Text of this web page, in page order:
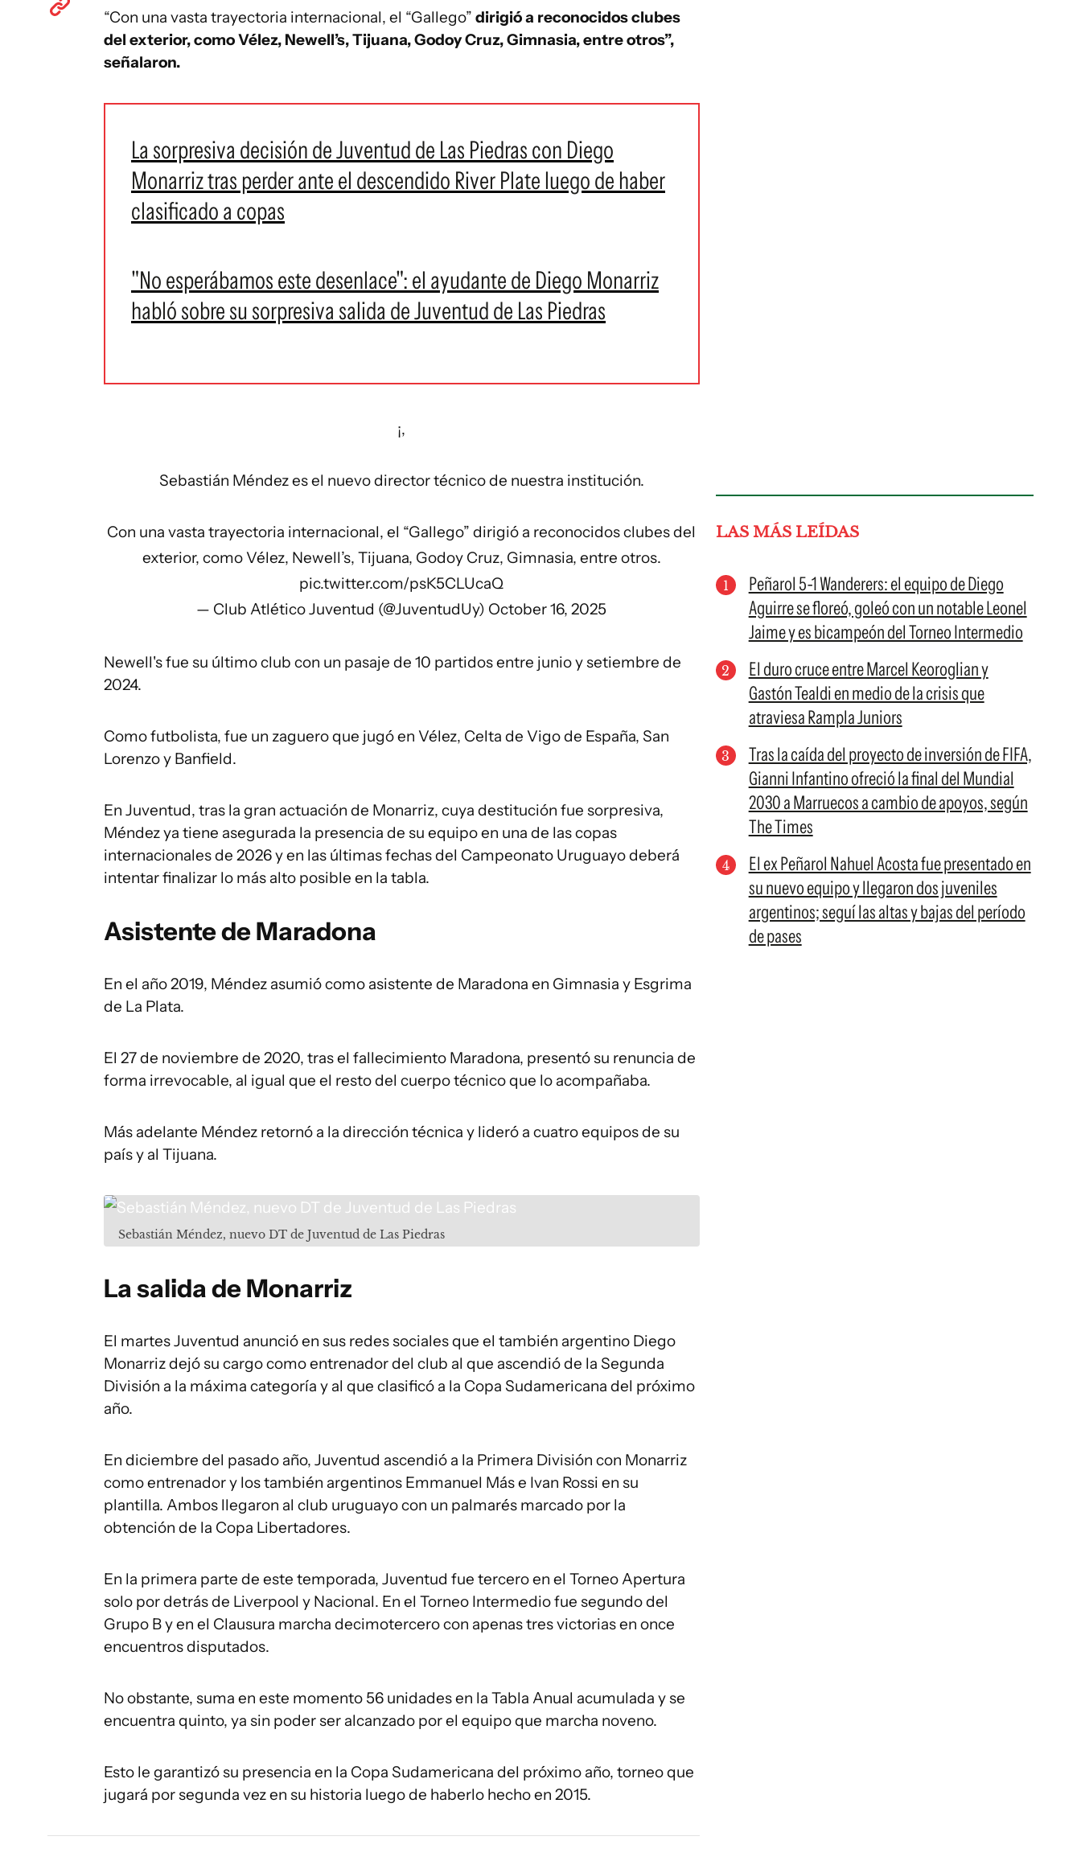
“Con una vasta trayectoria internacional, el “Gallego” dirigió a reconocidos clubes
del exterior, como Vélez, Newell’s, Tijuana, Godoy Cruz, Gimnasia, entre otros”,
señalaron.
La sorpresiva decisión de Juventud de Las Piedras con Diego
Monarriz tras perder ante el descendido River Plate luego de haber
clasificado a copas
"No esperábamos este desenlace": el ayudante de Diego Monarriz
habló sobre su sorpresiva salida de Juventud de Las Piedras
¡,
Sebastián Méndez es el nuevo director técnico de nuestra institución.
Con una vasta trayectoria internacional, el “Gallego” dirigió a reconocidos clubes del
exterior, como Vélez, Newell’s, Tijuana, Godoy Cruz, Gimnasia, entre otros.
pic.twitter.com/psK5CLUcaQ
— Club Atlético Juventud (@JuventudUy) October 16, 2025
Newell's fue su último club con un pasaje de 10 partidos entre junio y setiembre de
2024.
Como futbolista, fue un zaguero que jugó en Vélez, Celta de Vigo de España, San
Lorenzo y Banfield.
En Juventud, tras la gran actuación de Monarriz, cuya destitución fue sorpresiva,
Méndez ya tiene asegurada la presencia de su equipo en una de las copas
internacionales de 2026 y en las últimas fechas del Campeonato Uruguayo deberá
intentar finalizar lo más alto posible en la tabla.
Asistente de Maradona
En el año 2019, Méndez asumió como asistente de Maradona en Gimnasia y Esgrima
de La Plata.
El 27 de noviembre de 2020, tras el fallecimiento Maradona, presentó su renuncia de
forma irrevocable, al igual que el resto del cuerpo técnico que lo acompañaba.
Más adelante Méndez retornó a la dirección técnica y lideró a cuatro equipos de su
país y al Tijuana.
Sebastián Méndez, nuevo DT de Juventud de Las Piedras
La salida de Monarriz
El martes Juventud anunció en sus redes sociales que el también argentino Diego
Monarriz dejó su cargo como entrenador del club al que ascendió de la Segunda
División a la máxima categoría y al que clasificó a la Copa Sudamericana del próximo
año.
En diciembre del pasado año, Juventud ascendió a la Primera División con Monarriz
como entrenador y los también argentinos Emmanuel Más e Ivan Rossi en su
plantilla. Ambos llegaron al club uruguayo con un palmarés marcado por la
obtención de la Copa Libertadores.
En la primera parte de este temporada, Juventud fue tercero en el Torneo Apertura
solo por detrás de Liverpool y Nacional. En el Torneo Intermedio fue segundo del
Grupo B y en el Clausura marcha decimotercero con apenas tres victorias en once
encuentros disputados.
No obstante, suma en este momento 56 unidades en la Tabla Anual acumulada y se
encuentra quinto, ya sin poder ser alcanzado por el equipo que marcha noveno.
Esto le garantizó su presencia en la Copa Sudamericana del próximo año, torneo que
jugará por segunda vez en su historia luego de haberlo hecho en 2015.
LAS MÁS LEÍDAS
Peñarol 5-1 Wanderers: el equipo de Diego
Aguirre se floreó, goleó con un notable Leonel
Jaime y es bicampeón del Torneo Intermedio
El duro cruce entre Marcel Keoroglian y
Gastón Tealdi en medio de la crisis que
atraviesa Rampla Juniors
Tras la caída del proyecto de inversión de FIFA,
Gianni Infantino ofreció la final del Mundial
2030 a Marruecos a cambio de apoyos, según
The Times
El ex Peñarol Nahuel Acosta fue presentado en
su nuevo equipo y llegaron dos juveniles
argentinos; seguí las altas y bajas del período
de pases